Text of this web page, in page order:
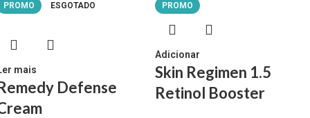
PROMO ESGOTADO
mais
Defense
PROMO
Adicionar
Skin Regimen 1.5
Retinol Booster